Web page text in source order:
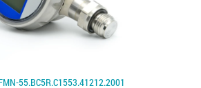
55.BC5R.C1553.41212.2001